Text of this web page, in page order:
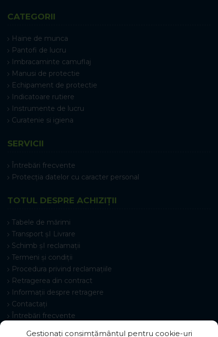
Gestionați consimțământul pentru cookie-uri
CATEGORII
Haine de munca
Pantofi de lucru
Imbracaminte camuflaj
Manusi de protectie
Echipament de protectie
Indicatoare rutiere
Instrumente de lucru
Curatenie si igiena
SERVICII
Întrebări frecvente
Protecția datelor cu caracter personal
TOTUL DESPRE ACHIZIȚII
Tabele de mărimi
Transport șI Livrare
Schimb șI reclamații
Termeni și condiții
Procedura privind reclamațiile
Retragerea din contract
Informații despre retragere
Contactați
Întrebări frecvente